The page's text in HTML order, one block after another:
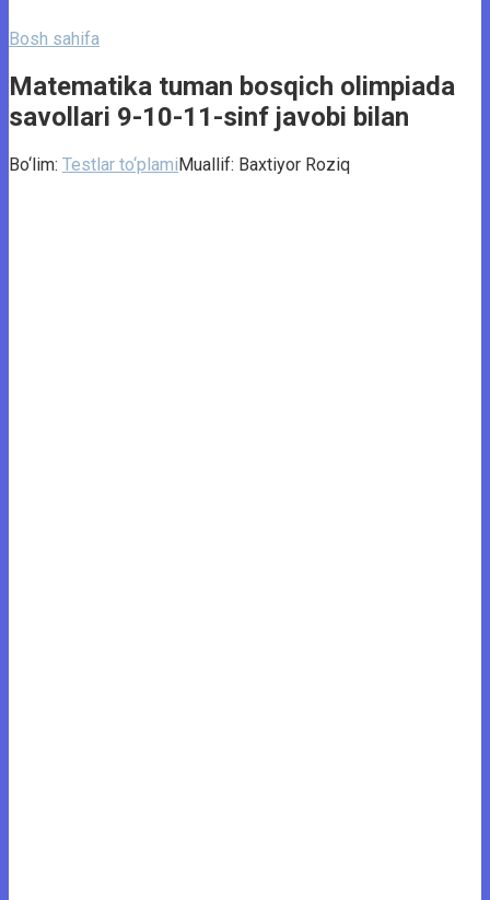
Bosh sahifa
Matematika tuman bosqich olimpiada
savollari 9-10-11-sinf javobi bilan
Bo‘lim: Testlar to‘plamiMuallif: Baxtiyor Roziq